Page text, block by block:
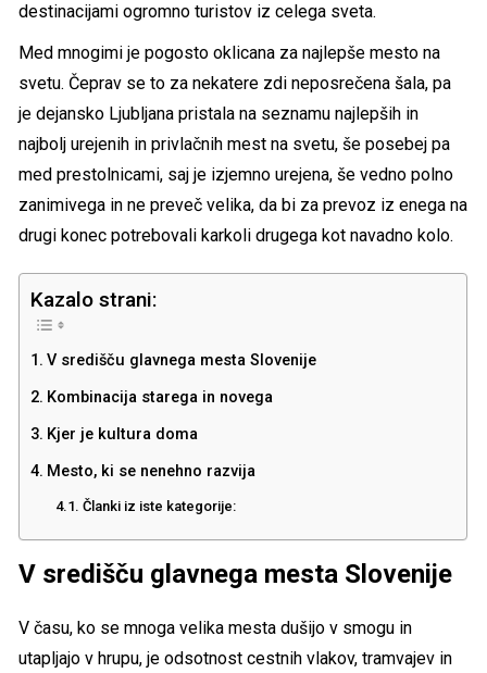
destinacijami ogromno turistov iz celega sveta.
Med mnogimi je pogosto oklicana za najlepše mesto na
svetu. Čeprav se to za nekatere zdi neposrečena šala, pa
je dejansko Ljubljana pristala na seznamu najlepših in
najbolj urejenih in privlačnih mest na svetu, še posebej pa
med prestolnicami, saj je izjemno urejena, še vedno polno
zanimivega in ne preveč velika, da bi za prevoz iz enega na
drugi konec potrebovali karkoli drugega kot navadno kolo.
Kazalo strani:
V središču glavnega mesta Slovenije
Kombinacija starega in novega
Kjer je kultura doma
Mesto, ki se nenehno razvija
Članki iz iste kategorije:
V središču glavnega mesta Slovenije
V času, ko se mnoga velika mesta dušijo v smogu in
utapljajo v hrupu, je odsotnost cestnih vlakov, tramvajev in